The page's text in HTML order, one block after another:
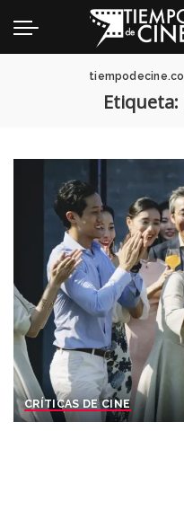
tiempodecine.co
Etiqueta:
CRÍTICAS DE CINE